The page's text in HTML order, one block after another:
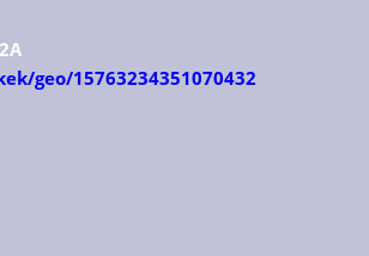
geo/15763234351070432